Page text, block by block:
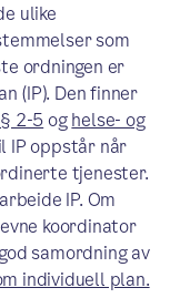
ulike
som
ordningen er
(IP). Den finner
2-5oghelse- og
IP oppstår når
tjenester.
IP. Om
koordinator
samordning av
individuell plan.